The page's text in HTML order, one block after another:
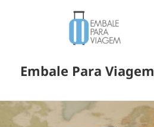
Embale Para Viagem